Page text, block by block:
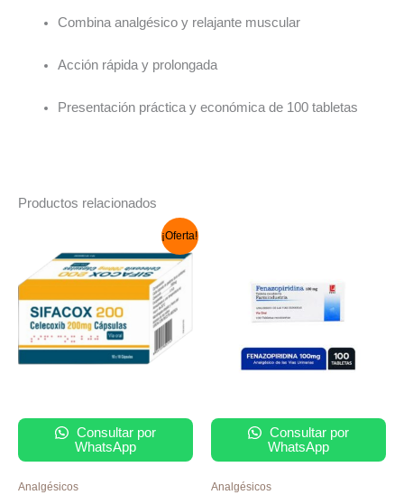
Combina analgésico y relajante muscular
Acción rápida y prolongada
Presentación práctica y económica de 100 tabletas
Productos relacionados
¡Oferta!
Consultar por
WhatsApp
Analgésicos
original
era:
actual
es:
S/ 179.00.
Consultar por
WhatsApp
Analgésicos